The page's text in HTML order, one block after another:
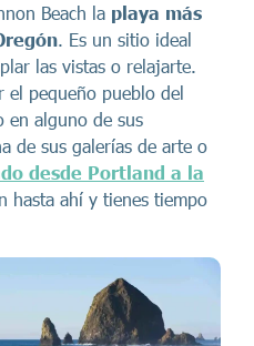
Beach la playa más
. Es un sitio ideal
las vistas o relajarte.
el pequeño pueblo del
en alguno de sus
de sus galerías de arte o
desde Portland a la
hasta ahí y tienes tiempo